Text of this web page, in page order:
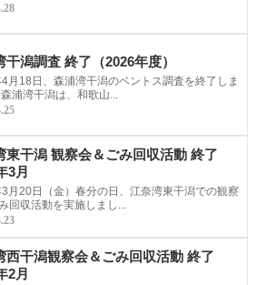
干潟調査 終了（2026年度）
月18日、森浦湾干潟のベントス調査を終了しま
浦湾干潟は、和歌山...
東干潟 観察会＆ごみ回収活動 終了
3月
月20日（金）春分の日、江奈湾東干潟での観察
回収活動を実施しまし...
西干潟観察会＆ごみ回収活動 終了
2月